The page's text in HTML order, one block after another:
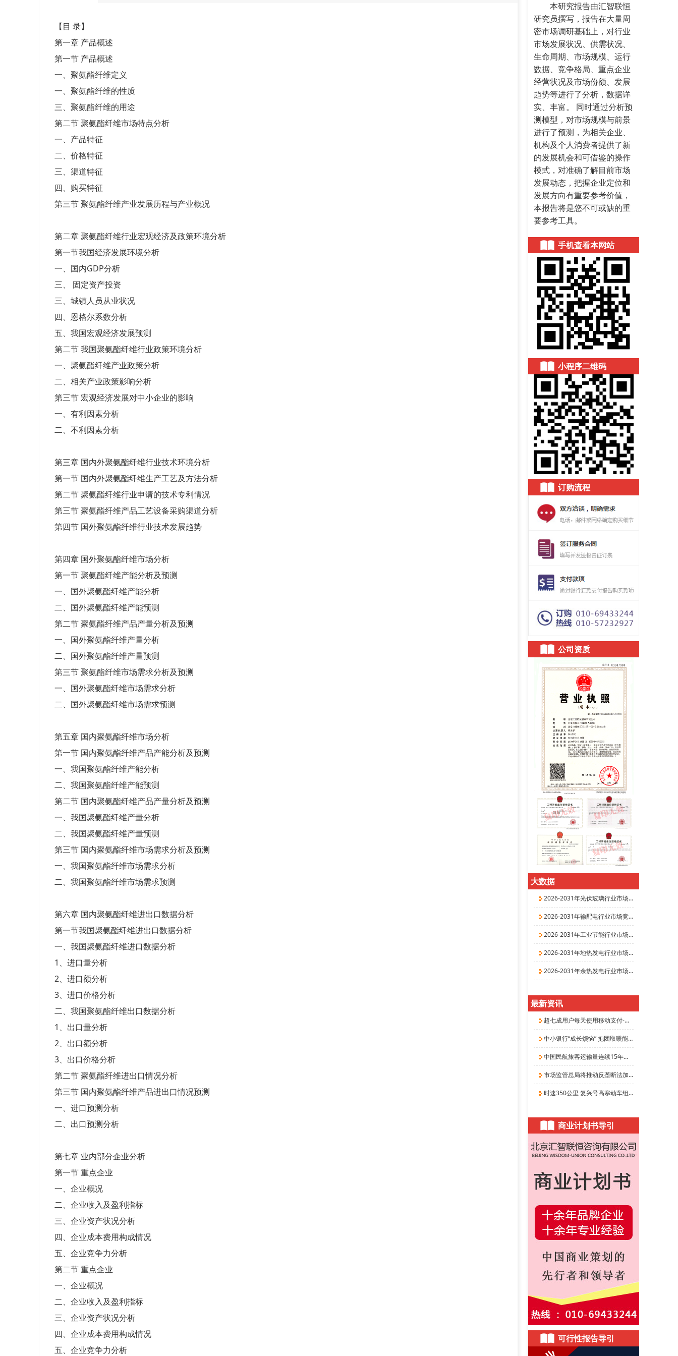
本研究报告由汇智联恒
研究员撰写，报告在大量周
密市场调研基础上，对行业
市场发展状况、供需状况、
生命周期、市场规模、运行
数据、竞争格局、重点企业
经营状况及市场份额、发展
趋势等进行了分析，数据详
实、丰富。 同时通过分析预
测模型，对市场规模与前景
进行了预测，为相关企业、
机构及个人消费者提供了新
的发展机会和可借鉴的操作
模式，对准确了解目前市场
发展动态，把握企业定位和
发展方向有重要参考价值，
本报告将是您不可或缺的重
要参考工具。
手机查看本网站
小程序二维码
订购流程
公司资质
大数据
2026-2031年光伏玻璃行业市场深度分析及投资
2026-2031年输配电行业市场竞争分析及发展战
2026-2031年工业节能行业市场与发展前景预测
2026-2031年地热发电行业市场深度分析与发展
2026-2031年余热发电行业市场研究与投资战略
最新资讯
超七成用户每天使用移动支付-单笔支付金额以
中小银行“成长烦恼” 抱团取暖能否破局
中国民航旅客运输量连续15年居世界第二
市场监管总局将推动反垄断法加快修订
时速350公里 复兴号高寒动车组亮相
商业计划书导引
可行性报告导引
【目 录】
第一章 产品概述
第一节 产品概述
一、聚氨酯纤维定义
一、聚氨酯纤维的性质
三、聚氨酯纤维的用途
第二节 聚氨酯纤维市场特点分析
一、产品特征
二、价格特征
三、渠道特征
四、购买特征
第三节 聚氨酯纤维产业发展历程与产业概况
第二章 聚氨酯纤维行业宏观经济及政策环境分析
第一节我国经济发展环境分析
一、国内GDP分析
三、 固定资产投资
三、城镇人员从业状况
四、恩格尔系数分析
五、我国宏观经济发展预测
第二节 我国聚氨酯纤维行业政策环境分析
一、聚氨酯纤维产业政策分析
二、相关产业政策影响分析
第三节 宏观经济发展对中小企业的影响
一、有利因素分析
二、不利因素分析
第三章 国内外聚氨酯纤维行业技术环境分析
第一节 国内外聚氨酯纤维生产工艺及方法分析
第二节 聚氨酯纤维行业申请的技术专利情况
第三节 聚氨酯纤维产品工艺设备采购渠道分析
第四节 国外聚氨酯纤维行业技术发展趋势
第四章 国外聚氨酯纤维市场分析
第一节 聚氨酯纤维产能分析及预测
一、国外聚氨酯纤维产能分析
二、国外聚氨酯纤维产能预测
第二节 聚氨酯纤维产品产量分析及预测
一、国外聚氨酯纤维产量分析
二、国外聚氨酯纤维产量预测
第三节 聚氨酯纤维市场需求分析及预测
一、国外聚氨酯纤维市场需求分析
二、国外聚氨酯纤维市场需求预测
第五章 国内聚氨酯纤维市场分析
第一节 国内聚氨酯纤维产品产能分析及预测
一、我国聚氨酯纤维产能分析
二、我国聚氨酯纤维产能预测
第二节 国内聚氨酯纤维产品产量分析及预测
一、我国聚氨酯纤维产量分析
二、我国聚氨酯纤维产量预测
第三节 国内聚氨酯纤维市场需求分析及预测
一、我国聚氨酯纤维市场需求分析
二、我国聚氨酯纤维市场需求预测
第六章 国内聚氨酯纤维进出口数据分析
第一节我国聚氨酯纤维进出口数据分析
一、我国聚氨酯纤维进口数据分析
1、进口量分析
2、进口额分析
3、进口价格分析
二、我国聚氨酯纤维出口数据分析
1、出口量分析
2、出口额分析
3、出口价格分析
第二节 聚氨酯纤维进出口情况分析
第三节 国内聚氨酯纤维产品进出口情况预测
一、进口预测分析
二、出口预测分析
第七章 业内部分企业分析
第一节 重点企业
一、企业概况
二、企业收入及盈利指标
三、企业资产状况分析
四、企业成本费用构成情况
五、企业竞争力分析
第二节 重点企业
一、企业概况
二、企业收入及盈利指标
三、企业资产状况分析
四、企业成本费用构成情况
五、企业竞争力分析